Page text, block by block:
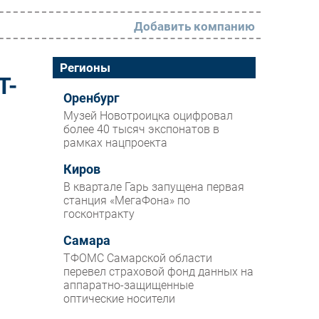
РАЗДЕЛЫ
Новости
Аналитика
Интервью
Мероприятия
Проекты
IT класс
Тестовый стенд
Каталог компаний
Добавить компанию
Регионы
Оренбург
Музей Новотроицка оцифровал
более 40 тысяч экспонатов в
рамках нацпроекта
Киров
В квартале Гарь запущена первая
станция «МегаФона» по
госконтракту
Самара
ТФОМС Самарской области
перевел страховой фонд данных на
аппаратно-защищенные
оптические носители